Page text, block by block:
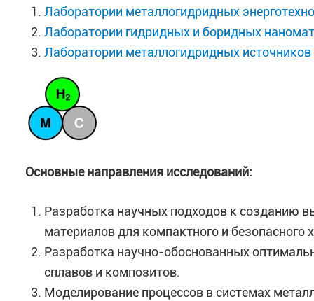
Лаборатории металлогидридных
Лаборатории гидридных и боридных
Лаборатории металлогидридных источников
Основные направления исследований:
Разработка научных подходов к созданию
материалов для компактного и безопасного
Разработка научно-обоснованных
сплавов и композитов.
Моделирование процессов в системах